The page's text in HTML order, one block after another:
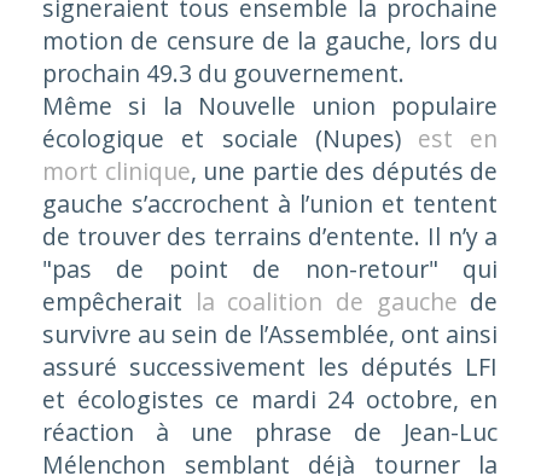
signeraient tous ensemble la prochaine
motion de censure de la gauche, lors du
prochain 49.3 du gouvernement.
Même si la Nouvelle union populaire
écologique et sociale (Nupes) est en
mort clinique, une partie des députés de
gauche s’accrochent à l’union et tentent
de trouver des terrains d’entente. Il n’y a
"pas de point de non-retour" qui
empêcherait la coalition de gauche de
survivre au sein de l’Assemblée, ont ainsi
assuré successivement les députés LFI
et écologistes ce mardi 24 octobre, en
réaction à une phrase de Jean-Luc
Mélenchon semblant déjà tourner la